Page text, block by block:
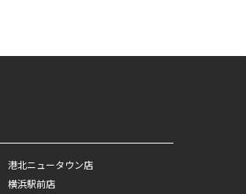
港北ニュータウン店
横浜駅前店